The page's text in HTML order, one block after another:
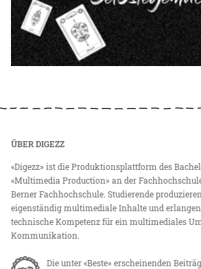
ÜBER DIGEZZ
«Digezz» ist die Produktionsplattform des
«Multimedia Production» an der
Berner Fachhochschule. Studierende
eigenständig multimediale Inhalte und
technische Kompetenz für ein multimediales
Kommunikation.
Die unter «Beste» erscheinenden